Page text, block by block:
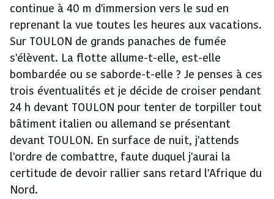
continue à 40 m d'immersion vers le sud en
reprenant la vue toutes les heures aux vacations.
Sur TOULON de grands panaches de fumée
s'élèvent. La flotte allume-t-elle, est-elle
bombardée ou se saborde-t-elle ? Je penses à ces
trois éventualités et je décide de croiser pendant
24 h devant TOULON pour tenter de torpiller tout
bâtiment italien ou allemand se présentant
devant TOULON. En surface de nuit, j'attends
l'ordre de combattre, faute duquel j'aurai la
certitude de devoir rallier sans retard l'Afrique du
Nord.